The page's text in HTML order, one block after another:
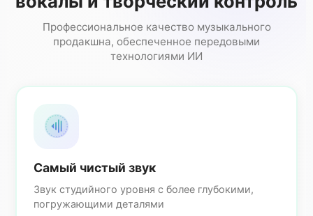
Профессиональное качество музыкального
продакшна, обеспеченное передовыми
технологиями ИИ
Самый чистый звук
Звук студийного уровня с более глубокими,
погружающими деталями